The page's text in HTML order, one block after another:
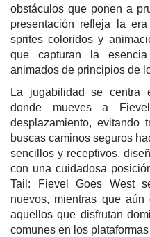
obstáculos que ponen a
presentación refleja la
sprites coloridos y
que capturan la
animados de principios de
La jugabilidad se centra
donde mueves a
desplazamiento, evitando
buscas caminos seguros
sencillos y receptivos,
con una cuidadosa
Tail: Fievel Goes West
nuevos, mientras que aún
aquellos que disfrutan
comunes en los